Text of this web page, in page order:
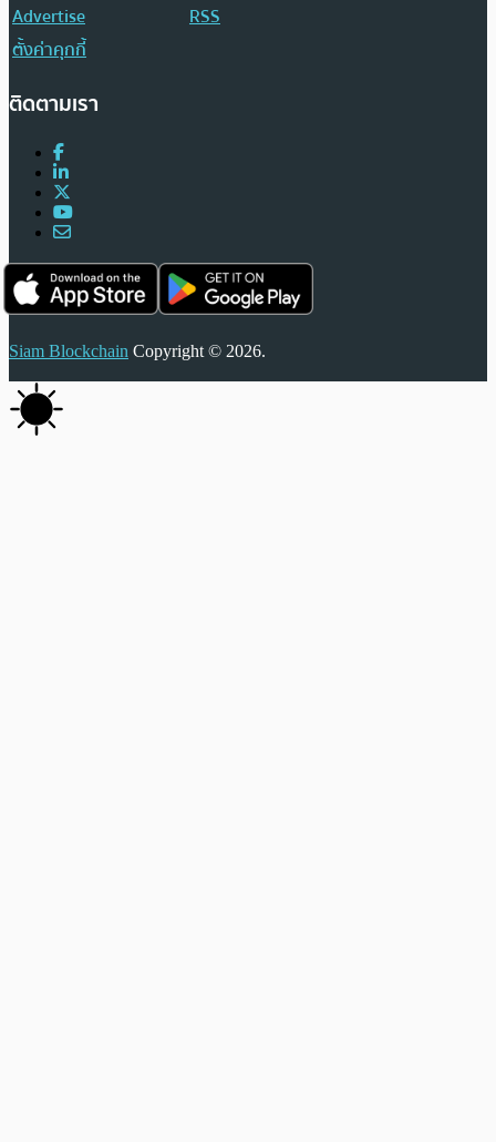
Advertise
RSS
ตั้งค่าคุกกี้
ติดตามเรา
Siam Blockchain Copyright © 2026.